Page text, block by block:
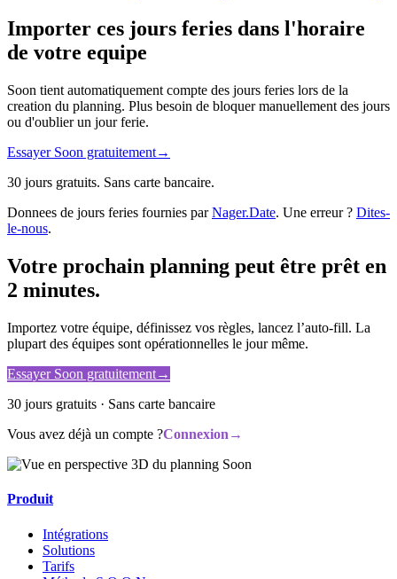
Importer ces jours feries dans l'horaire
de votre equipe
Soon tient automatiquement compte des jours feries lors de la
creation du planning. Plus besoin de bloquer manuellement des jours
ou d'oublier un jour ferie.
Essayer Soon gratuitement→
30 jours gratuits. Sans carte bancaire.
Donnees de jours feries fournies parNager.Date. Une erreur ? Dites-
le-nous.
Votre prochain planning peut être prêt en
2 minutes.
Importez votre équipe, définissez vos règles, lancez l’auto-fill. La
plupart des équipes sont opérationnelles le jour même.
Essayer Soon gratuitement→
30 jours gratuits · Sans carte bancaire
Vous avez déjà un compte ?Connexion →
Produit
Intégrations
Solutions
Tarifs